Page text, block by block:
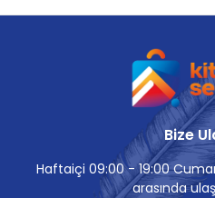
Bize
Haftaiçi 09:00 - 19:00
arasında